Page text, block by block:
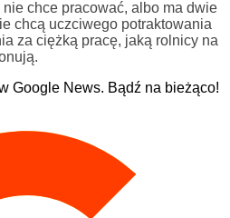
chce pracować, albo ma dwie
chcą uczciwego potraktowania
za ciężką pracę, jaką rolnicy na
Google News. Bądź na bieżąco!